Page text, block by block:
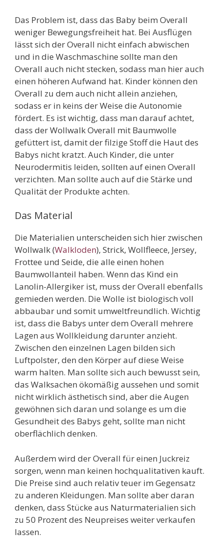
Das Problem ist, dass das Baby beim Overall
weniger Bewegungsfreiheit hat. Bei Ausflügen
lässt sich der Overall nicht einfach abwischen
und in die Waschmaschine sollte man den
Overall auch nicht stecken, sodass man hier auch
einen höheren Aufwand hat. Kinder können den
Overall zu dem auch nicht allein anziehen,
sodass er in keins der Weise die Autonomie
fördert. Es ist wichtig, dass man darauf achtet,
dass der Wollwalk Overall mit Baumwolle
gefüttert ist, damit der filzige Stoff die Haut des
Babys nicht kratzt. Auch Kinder, die unter
Neurodermitis leiden, sollten auf einen Overall
verzichten. Man sollte auch auf die Stärke und
Qualität der Produkte achten.
Das Material
Die Materialien unterscheiden sich hier zwischen
Wollwalk (Walkloden), Strick, Wollfleece, Jersey,
Frottee und Seide, die alle einen hohen
Baumwollanteil haben. Wenn das Kind ein
Lanolin-Allergiker ist, muss der Overall ebenfalls
gemieden werden. Die Wolle ist biologisch voll
abbaubar und somit umweltfreundlich. Wichtig
ist, dass die Babys unter dem Overall mehrere
Lagen aus Wollkleidung darunter anzieht.
Zwischen den einzelnen Lagen bilden sich
Luftpolster, den den Körper auf diese Weise
warm halten. Man sollte sich auch bewusst sein,
das Walksachen ökomäßig aussehen und somit
nicht wirklich ästhetisch sind, aber die Augen
gewöhnen sich daran und solange es um die
Gesundheit des Babys geht, sollte man nicht
oberflächlich denken.
Außerdem wird der Overall für einen Juckreiz
sorgen, wenn man keinen hochqualitativen kauft.
Die Preise sind auch relativ teuer im Gegensatz
zu anderen Kleidungen. Man sollte aber daran
denken, dass Stücke aus Naturmaterialien sich
zu 50 Prozent des Neupreises weiter verkaufen
lassen.